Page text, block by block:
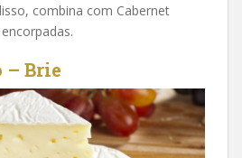
combina com Cabernet
– Brie